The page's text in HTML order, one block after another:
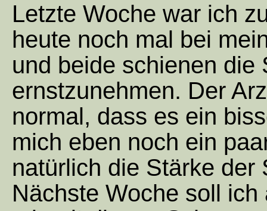
Letzte Woche war ich
heute noch mal bei
und beide schienen die
ernstzunehmen. Der
normal, dass es ein
mich eben noch ein
natürlich die Stärke der
Nächste Woche soll